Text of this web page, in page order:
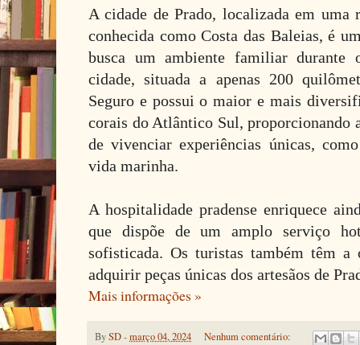
A cidade de Prado, localizada em uma
conhecida como Costa das Baleias, é
busca um ambiente familiar durante
cidade, situada a apenas 200
Seguro e possui o maior e mais
corais do Atlântico Sul, proporcionando
de vivenciar experiências únicas,
vida marinha.
A hospitalidade pradense enriquece
que dispõe de um amplo serviço
sofisticada. Os turistas também têm a
adquirir peças únicas dos artesãos de
Mais informações »
BySD-março 04, 2024 Nenhum comentário: